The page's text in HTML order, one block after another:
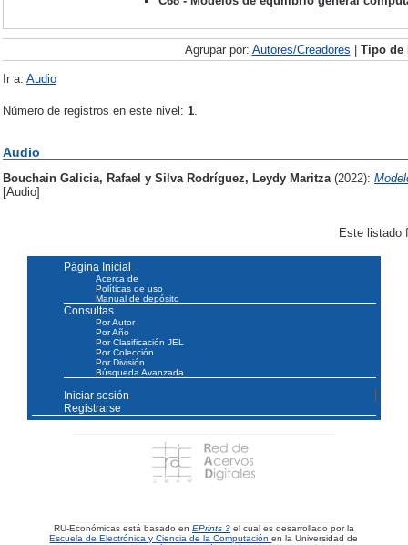
Agrupar por: Autores/Creadores | Tipo de
Ir a: Audio
Número de registros en este nivel: 1
Audio
Bouchain Galicia, Rafael y Silva Rodríguez, Leydy Maritza (2022):
[Audio]
Este listado
Página Inicial
Acerca de
Políticas de uso
Manual de depósito
Consultas
Por Autor
Por Año
Por Clasificación JEL
Por Colección
Por División
Búsqueda Avanzada
Iniciar sesión
Registrarse
RU-Económicas está basado en EPrints 3 el cual es desarrollado por la
Escuela de Electrónica y Ciencia de la Computaciónen la Universidad de